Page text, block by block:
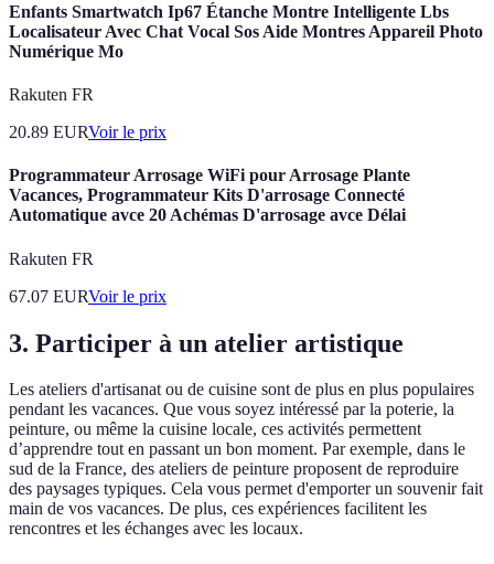
Enfants Smartwatch Ip67 Étanche Montre Intelligente Lbs
Localisateur Avec Chat Vocal Sos Aide Montres Appareil Photo
Numérique Mo
Rakuten FR
20.89 EURVoir le prix
Programmateur Arrosage WiFi pour Arrosage Plante
Vacances, Programmateur Kits D'arrosage Connecté
Automatique avce 20 Achémas D'arrosage avce Délai
Rakuten FR
67.07 EURVoir le prix
3. Participer à un atelier artistique
Les ateliers d'artisanat ou de cuisine sont de plus en plus populaires
pendant les vacances. Que vous soyez intéressé par la poterie, la
peinture, ou même la cuisine locale, ces activités permettent
d’apprendre tout en passant un bon moment. Par exemple, dans le
sud de la France, des ateliers de peinture proposent de reproduire
des paysages typiques. Cela vous permet d'emporter un souvenir fait
main de vos vacances. De plus, ces expériences facilitent les
rencontres et les échanges avec les locaux.